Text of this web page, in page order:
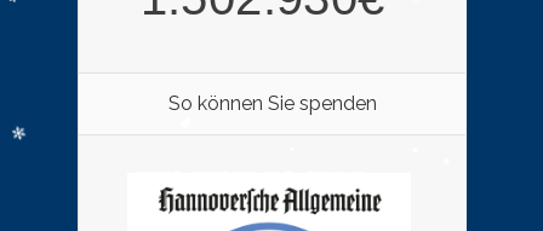
So können Sie spenden